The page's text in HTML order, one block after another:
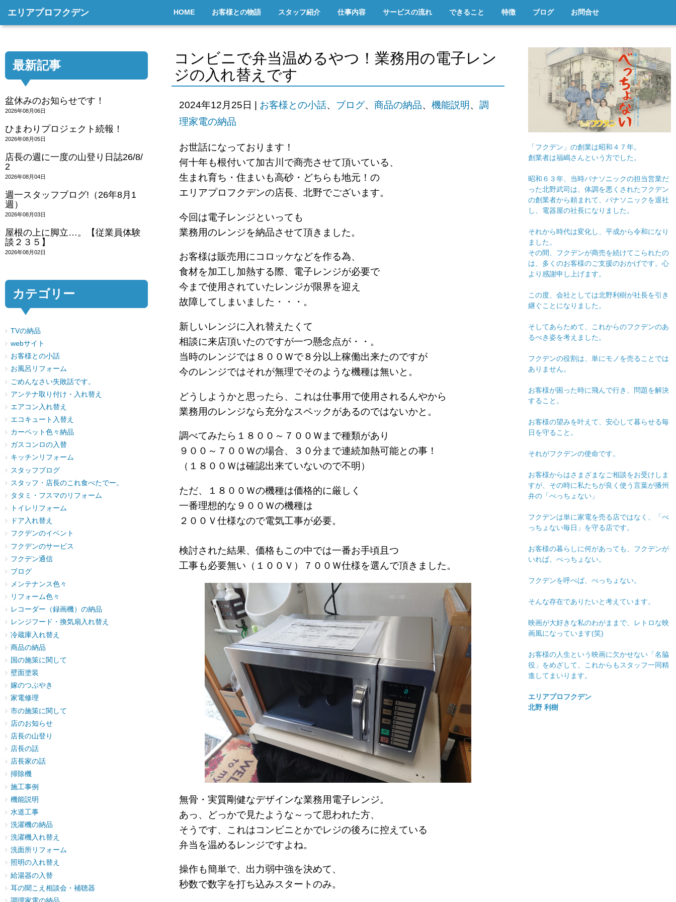
エリアプロフクデン HOME お客様との物語 スタッフ紹介 仕事内容 サービスの流れ できること 特徴 ブログ お問合せ
コンビニで弁当温めるやつ！業務用の電子レン
ジの入れ替えです
2024年12月25日 お客様との小話、 ブログ、 商品の納品、 機能説明 、 調
理家電の納品
お世話になっております！
何十年も根付いて加古川で商売させて頂いている、
生まれ育ち・住まいも高砂・どちらも地元！の
エリアプロフクデンの店長、北野でございます。
今回は電子レンジといっても
業務用のレンジを納品させて頂きました。
お客様は販売用にコロッケなどを作る為、
食材を加工し加熱する際、電子レンジが必要で
今まで使用されていたレンジが限界を迎え
故障してしまいました・・・。
新しいレンジに入れ替えたくて
相談に来店頂いたのですが一つ懸念点が・・。
当時のレンジでは８００Ｗで８分以上稼働出来たのですが
今のレンジではそれが無理でそのような機種は無いと。
どうしようかと思ったら、これは仕事用で使用されるんやから
業務用のレンジなら充分なスペックがあるのではないかと。
調べてみたら１８００～７００Ｗまで種類があり
９００～７００Ｗの場合、３０分まで連続加熱可能との事！
（１８００Ｗは確認出来ていないので不明）
ただ、１８００Ｗの機種は価格的に厳しく
一番理想的な９００Ｗの機種は
２００Ｖ仕様なので電気工事が必要。
検討された結果、価格もこの中では一番お手頃且つ
工事も必要無い（１００Ｖ）
７００Ｗ仕様を選んで頂きました。
無骨・実質剛健なデザインな業務用電子レンジ。
あっ、どっかで見たような～って思われた方、
そうです、これはコンビニとかでレジの後ろに控えている
弁当を温めるレンジですよね。
操作も簡単で、出力弱中強を決めて、
秒数で数字を打ち込みスタートのみ。
最新記事
盆休みのお知らせです！
2026年08月06日
ひまわりプロジェクト続報！
2026年08月05日
店長の週に一度の山登り日誌26/8/
2
2026年08月04日
週一スタッフブログ!（26年8月1
週）
2026年08月03日
屋根の上に脚立…。【従業員体験
談２３５】
2026年08月02日
カテゴリー
TVの納品
webサイト
お客様との小話
お風呂リフォーム
ごめんなさい失敗話です。
アンテナ取り付け・入れ替え
エアコン入れ替え
エコキュート入替え
カーペット色々納品
ガスコンロの入替
キッチンリフォーム
スタッフブログ
スタッフ・店長のこれ食べたでー。
タタミ・フスマのリフォーム
トイレリフォーム
ドア入れ替え
フクデンのイベント
フクデンのサービス
フクデン通信
ブログ
メンテナンス色々
リフォーム色々
レコーダー（録画機）の納品
レンジフード・換気扇入れ替え
冷蔵庫入れ替え
商品の納品
国の施策に関して
壁面塗装
嫁のつぶやき
家電修理
市の施策に関して
店のお知らせ
店長の山登り
店長の話
店長家の話
掃除機
施工事例
機能説明
水道工事
洗濯機の納品
洗濯機入れ替え
洗面所リフォーム
照明の入れ替え
給湯器の入替
耳の聞こえ相談会・補聴器
「フクデン」の創業は昭和４７年。
創業者は福嶋さんという方でした。
昭和６３年、当時パナソニックの担当営業だ
った北野武司は、体調を悪くされたフクデン
の創業者から頼まれて、パナソニックを退社
し、電器屋の社長になりました。
それから時代は変化し、平成から令和になり
ました。
その間、フクデンが商売を続けてこられたの
は、多くのお客様のご支援のおかげです。心
より感謝申し上げます。
この度、会社としては北野利樹が社長を引き
継ぐことになりました。
そしてあらためて、これからのフクデンのあ
るべき姿を考えました。
フクデンの役割は、単にモノを売ることでは
ありません。
お客様が困った時に飛んで行き、問題を解決
すること。
お客様の望みを叶えて、安心して暮らせる毎
日を守ること。
それがフクデンの使命です。
お客様からはさまざまなご相談をお受けしま
すが、その時に私たちが良く使う言葉が播州
弁の「べっちょない」
フクデンは単に家電を売る店ではなく、「べ
っちょない毎日」を守る店です。
お客様の暮らしに何があっても、フクデンが
いれば、べっちょない。
フクデンを呼べば、べっちょない。
そんな存在でありたいと考えています。
映画が大好きな私のわがままで、レトロな映
画風になっています(笑)
お客様の人生という映画に欠かせない「名脇
役」をめざして、これからもスタッフ一同精
進してまいります。
エリアプロフクデン
北野 利樹